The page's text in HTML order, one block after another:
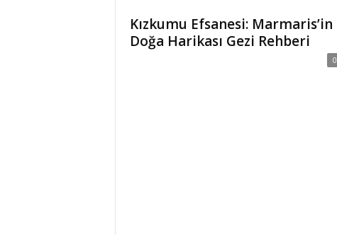
e
Kızkumu Efsanesi: Marmaris’in
Doğa Harikası Gezi Rehberi
0